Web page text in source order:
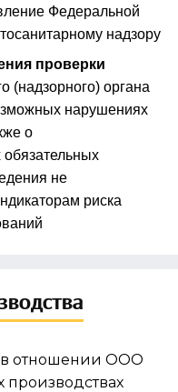
Федеральной
надзору
проверки
(надзорного) органа
нарушениях
о
не
риска
в отношении ООО